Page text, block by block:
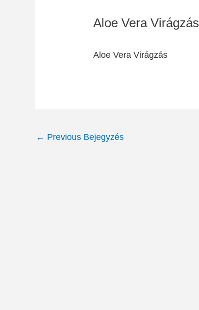
Aloe Vera Virágzás
Aloe Vera Virágzás
Post
← Previous Bejegyzés